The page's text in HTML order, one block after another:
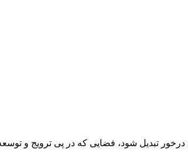
تبدیل شود، فضایی که در پی ترویج و